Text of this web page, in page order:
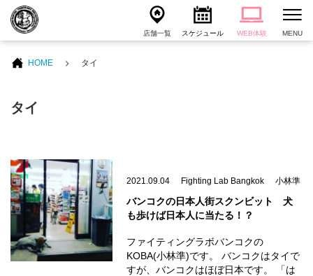
店舗一覧 スケジュール WEB体験 MENU
HOME タイ
タイ
2021.09.04 Fighting Lab Bangkok 小林準
バンコクの日本人街スクンビット 犬
も歩けば日本人に当たる！？
ファイティングラボバンコクの
KOBA(小林準)です。 バンコクはタイで
すが、バンコクはほぼ日本です。 「は